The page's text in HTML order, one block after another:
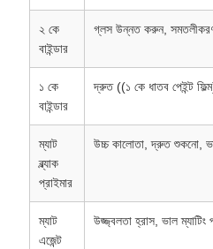
২ কে
বাইন্ডার
গ্লস উন্নত করুন,
১ কে
বাইন্ডার
দ্রুত ((১ কে ধাতব পেইন্ট
ম্যাট
ব্ল্যাক
প্রাইমার
উচ্চ কালোতা, দ্রুত শুকনো,
ম্যাট
এজেন্ট
উজ্জ্বলতা হ্রাস, ভাল ম্যাটিং